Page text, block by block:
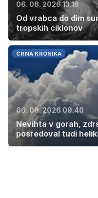
06. 08. 2026 13.18
Od vrabca do dim
tropskih ciklonov
ČRNA KRONIKA
06. 08. 2026 09.40
Nevihta v gorah,
posredoval tudi